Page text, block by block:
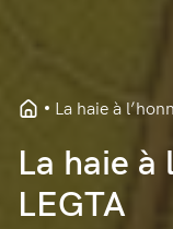
La haie
LEGTA
La haie à